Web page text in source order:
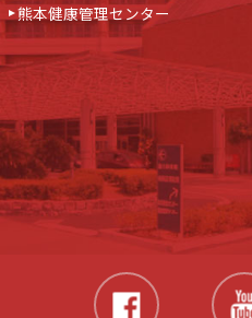
熊本健康管理センター